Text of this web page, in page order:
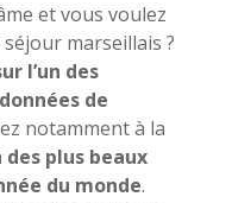
et vous voulez
marseillais ?
l’un des
de
notamment à la
des plus beaux
du monde.